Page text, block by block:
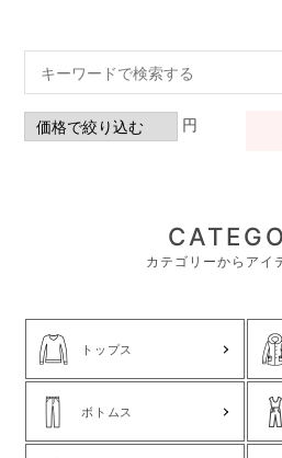
円
カテゴリーからアイ
トップス
ボトムス